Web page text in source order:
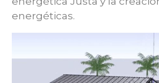
energéticas.